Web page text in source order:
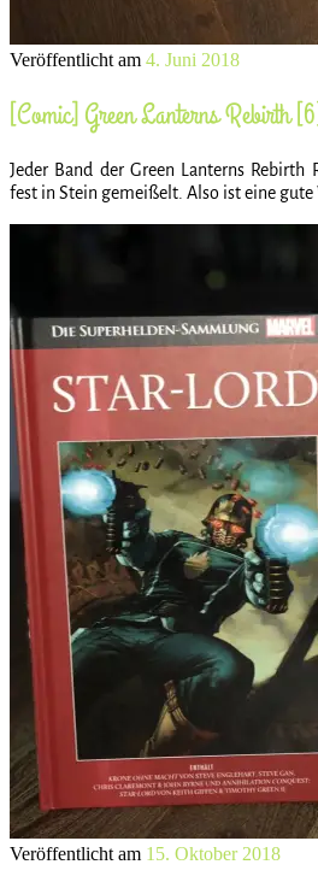
Veröffentlicht am 4. Juni 2018
[Comic] Green Lanterns Rebirth
Jeder Band der Green Lanterns Rebirth
fest in Stein gemeißelt. Also ist eine gute
Veröffentlicht am 15. Oktober 2018